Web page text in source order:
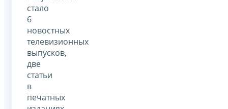
стало
6
новостных
телевизионных
выпусков,
две
статьи
в
печатных